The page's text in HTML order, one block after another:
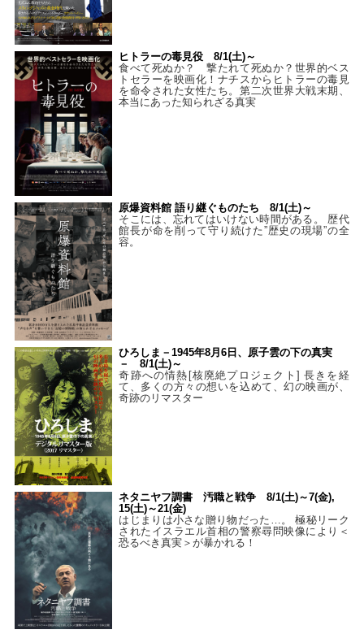
ヒトラーの毒見役 8/1(土)～
食べて死ぬか？ 撃たれて死ぬか？世界的ベス
トセラーを映画化！ナチスからヒトラーの毒見
を命令された女性たち。第二次世界大戦末期、
本当にあった知られざる真実
原爆資料館 語り継ぐものたち 8/1(土)～
そこには、忘れてはいけない時間がある。 歴代
館長が命を削って守り続けた”歴史の現場”の全
容。
ひろしま－1945年8月6日、原子雲の下の真実
－ 8/1(土)～
奇跡への情熱[核廃絶プロジェクト] 長きを経
て、多くの方々の想いを込めて、幻の映画が、
奇跡のリマスター
ネタニヤフ調書 汚職と戦争 8/1(土)～7(金),
15(土)～21(金)
はじまりは小さな贈り物だった…。 極秘リーク
されたイスラエル首相の警察尋問映像により＜
恐るべき真実＞が暴かれる！